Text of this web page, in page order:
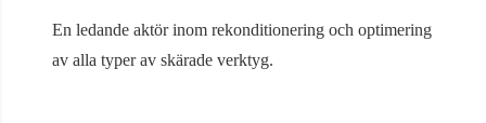
En ledande aktör inom rekonditionering och optimering
av alla typer av skärade verktyg.